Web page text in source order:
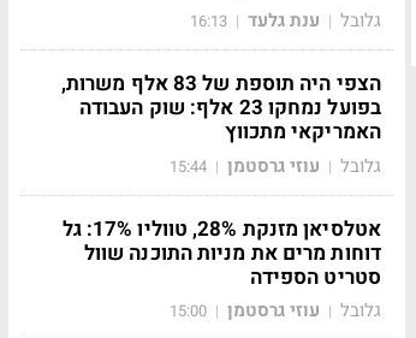
גלובל | ענת גלעד |
16:13
הצפי היה תוספת של 83 אלף משרות,
בפועל נמחקו 23 אלף: שוק העבודה
האמריקאי מתכווץ
גלובל | עוזי גרסטמן |
15:44
אטלסיאן מזנקת 28%, טווליו 17%: גל
דוחות מרים את מניות התוכנה שוול
סטריט הספידה
גלובל | עוזי גרסטמן |
15:00